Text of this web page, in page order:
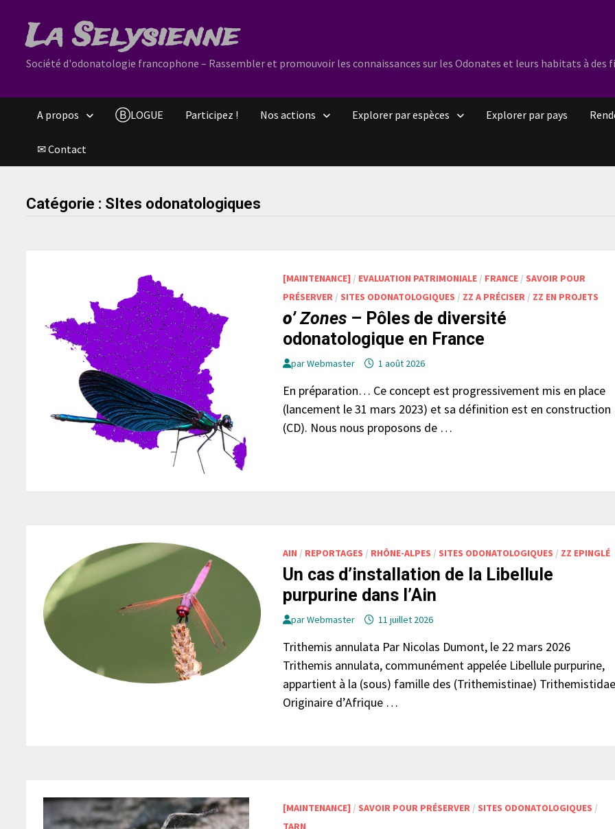
contenuLa Selysienne
Société d'odonatologie francophone – Rassembler et promouvoir les connaissances sur les Odonates et leurs habitats à des
A propos ⒷLOGUE Participez ! Nos actions Explorer par espèces Explorer par pays
✉ Contact
Catégorie : SItes odonatologiques
[MAINTENANCE] / EVALUATION PATRIMONIALE / FRANCE / SAVOIR POUR
PRÉSERVER / SITES ODONATOLOGIQUES / ZZ A PRÉCISER / ZZ EN PROJETS
o’Zones – Pôles de diversité
odonatologique en France
parWebmaster 1 août 2026
En préparation… Ce concept est progressivement mis en place
(lancement le 31 mars 2023) et sa définition est en construction
(CD). Nous nous proposons de …
AIN / REPORTAGES / RHÔNE-ALPES / SITES ODONATOLOGIQUES / ZZ EPINGLÉ
Un cas d’installation de la Libellule
purpurine dans l’Ain
parWebmaster 11 juillet 2026
Trithemis annulata Par Nicolas Dumont, le 22 mars 2026
Trithemis annulata, communément appelée Libellule purpurine,
appartient à la (sous) famille des (Trithemistinae)
Originaire d’Afrique …
[MAINTENANCE] / SAVOIR POUR PRÉSERVER / SITES ODONATOLOGIQUES /
TARN